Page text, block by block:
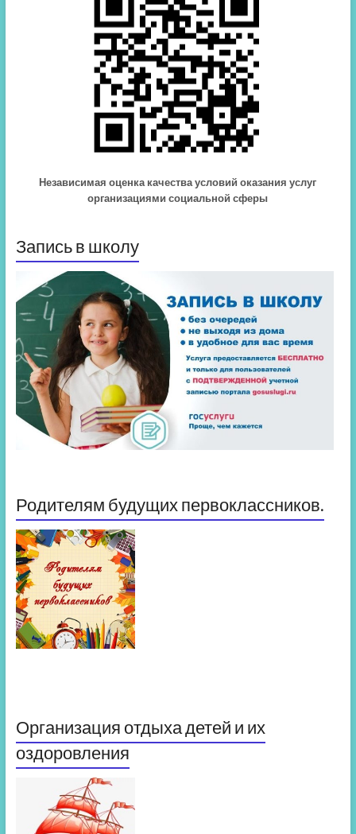
Независимая оценка качества условий оказания услуг
организациями социальной сферы
Запись в школу
Родителям будущих первоклассников.
Организация отдыха детей и их
оздоровления